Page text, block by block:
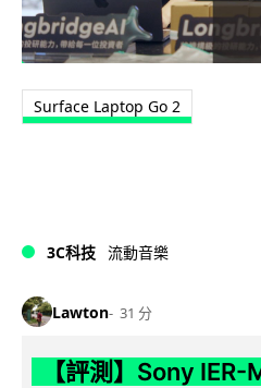
Surface Laptop Go 2
3C科技 流動音樂
Lawton 31 分
【評測】Sony